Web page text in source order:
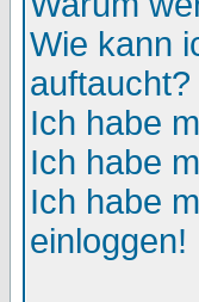
Wie kann
auftaucht?
Ich habe
Ich habe
Ich habe
einloggen!